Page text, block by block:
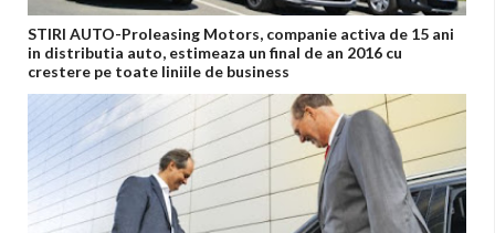
STIRI AUTO-Proleasing Motors, companie activa de 15 ani
in distributia auto, estimeaza un final de an 2016 cu
crestere pe toate liniile de business